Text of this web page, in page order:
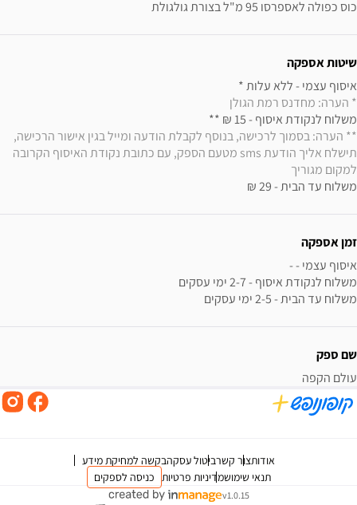
כוס כפולה לאספרסו 95 מ"ל בצורת גולגולת
שיטות אספקה
איסוף עצמי - ללא עלות *
* הערה: מחדנס רמת הגולן
משלוח לנקודת איסוף - 15 ₪ **
למקום מגוריך
משלוח עד הבית - 29 ₪
זמן אספקה
משלוח עד הבית - 2-5 ימי עסקים
שם ספק
עולם הקפה
אודותצור קשרביטול עסקהבקשה למחיקת מידע
תנאי שימושמדיניות פרטיות כניסה לספקים
v1.0.15